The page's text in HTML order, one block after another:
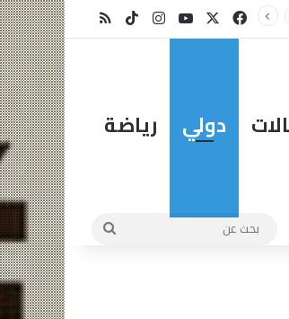
فيسبوكيوتيوبانستقرام
‫TikTokملخص الموقع RSS
دولي رياضة
بحث